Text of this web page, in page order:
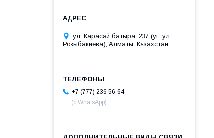
ул. Карасай батыра, 237 (уг. ул.
Розыбакиева), Алматы, Казахстан
+7 (777) 236-56-64
(с WhatsApp)